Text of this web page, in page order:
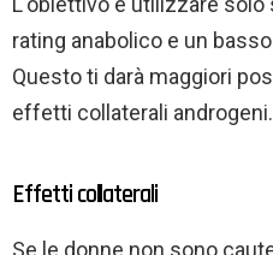
rating anabolico e un
Questo ti darà maggiori
effetti collaterali androgeni.
Effetti collaterali
Se le donne non sono